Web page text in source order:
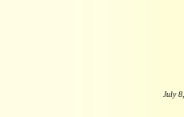
July